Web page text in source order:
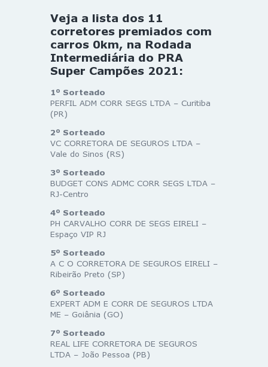
Veja a lista dos 11
corretores premiados com
carros 0km, na Rodada
Intermediária do PRA
Super Campões 2021:
1º Sorteado
PERFIL ADM CORR SEGS LTDA – Curitiba
(PR)
2º Sorteado
VC CORRETORA DE SEGUROS LTDA –
Vale do Sinos (RS)
3º Sorteado
BUDGET CONS ADMC CORR SEGS LTDA –
RJ-Centro
4º Sorteado
PH CARVALHO CORR DE SEGS EIRELI –
Espaço VIP RJ
5º Sorteado
A C O CORRETORA DE SEGUROS EIRELI –
Ribeirão Preto (SP)
6º Sorteado
EXPERT ADM E CORR DE SEGUROS LTDA
ME – Goiânia (GO)
7º Sorteado
REAL LIFE CORRETORA DE SEGUROS
LTDA – João Pessoa (PB)